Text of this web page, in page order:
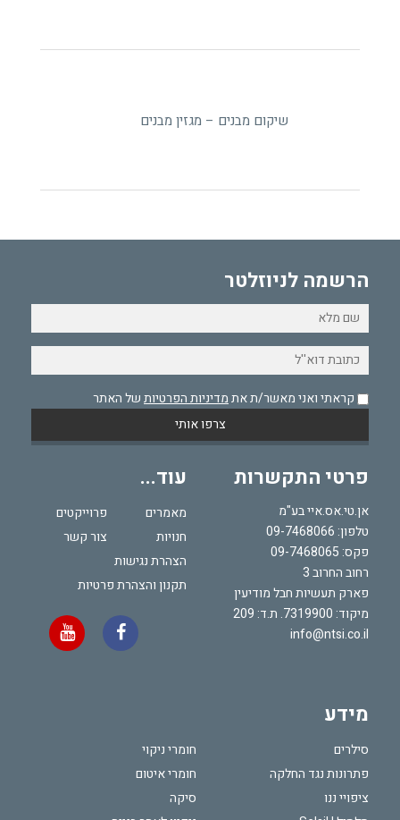
שיקום מבנים – מגזין מבנים
הרשמה לניוזלטר
קראתי ואני מאשר/ת אתמדיניות הפרטיותשל האתר
פרטי התקשרות
אן.טי.אס.איי בע"מ
טלפון: 09-7468066
פקס: 09-7468065
רחוב החרוב 3
פארק תעשיות חבל מודיעין
מיקוד: 7319900. ת.ד: 209
info@ntsi.co.il
מידע
סילרים
חומרי ניקוי
פתרונות נגד החלקה
חומרי איטום
ציפויי ננו
סיקה
עוד...
מאמרים
פרוייקטים
חנויות
צור קשר
הצהרת נגישות
תקנון והצהרת פרטיות